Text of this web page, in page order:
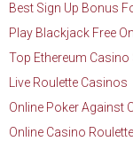
Best Sign Up Bonus
Play Blackjack Free
Top Ethereum Casino
Live Roulette Casinos
Online Poker Against
Online Casino